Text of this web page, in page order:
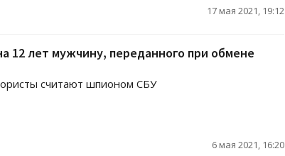
17 мая 2021, 19:12
12 лет мужчину, переданного при обмене
считают шпионом СБУ
6 мая 2021, 16:20